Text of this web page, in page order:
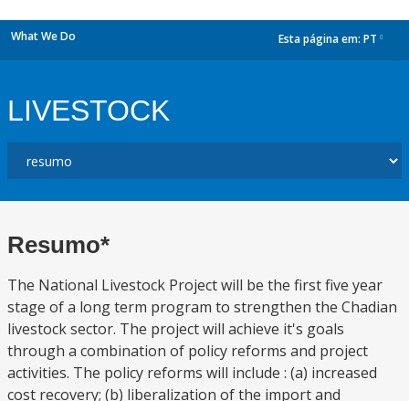
What We Do Esta página em: PT
LIVESTOCK
Resumo*
The National Livestock Project will be the first five year
stage of a long term program to strengthen the Chadian
livestock sector. The project will achieve it's goals
through a combination of policy reforms and project
activities. The policy reforms will include : (a) increased
cost recovery; (b) liberalization of the import and